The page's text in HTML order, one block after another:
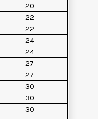
20
22
22
24
24
27
27
30
30
30